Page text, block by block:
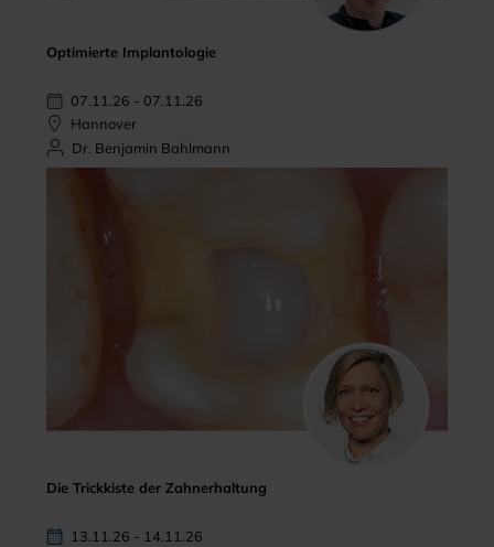
Optimierte Implantologie
07.11.26 - 07.11.26
Hannover
Dr. Benjamin Bahlmann
Die Trickkiste der Zahnerhaltung
13.11.26 - 14.11.26